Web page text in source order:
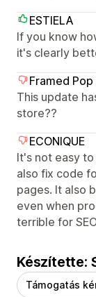
ESTIELA
If you know
it's clearly
Framed
This update
store??
ECONIQUE
It's not easy
also fix code
pages. It also
even when
terrible for
Készítette:
Támogatás